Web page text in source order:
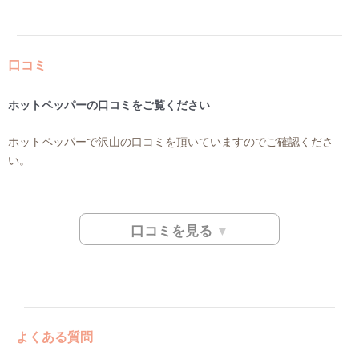
口コミ
ホットペッパーの口コミをご覧ください
ホットペッパーで沢山の口コミを頂いていますのでご確認くださ
い。
口コミを見る
よくある質問